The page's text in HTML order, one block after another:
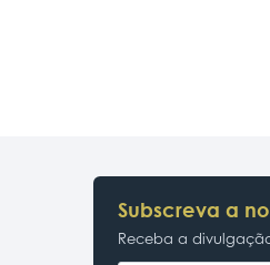
Subscreva a
Receba a